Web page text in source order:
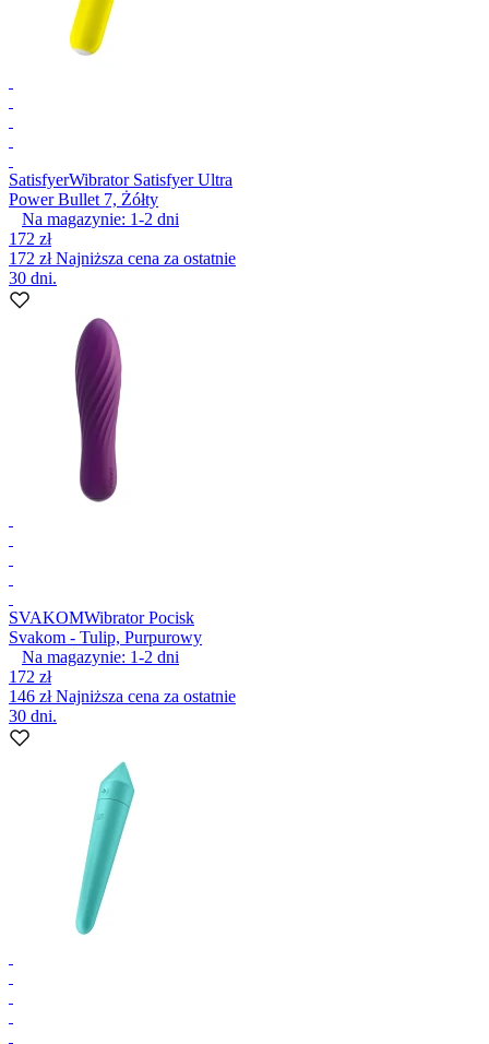
SatisfyerWibrator Satisfyer Ultra
Power Bullet 7, Żółty
Na magazynie: 1-2 dni
172 zł
172 złNajniższa cena za ostatnie
30 dni.
SVAKOMWibrator Pocisk
Svakom - Tulip, Purpurowy
Na magazynie: 1-2 dni
172 zł
146 złNajniższa cena za ostatnie
30 dni.